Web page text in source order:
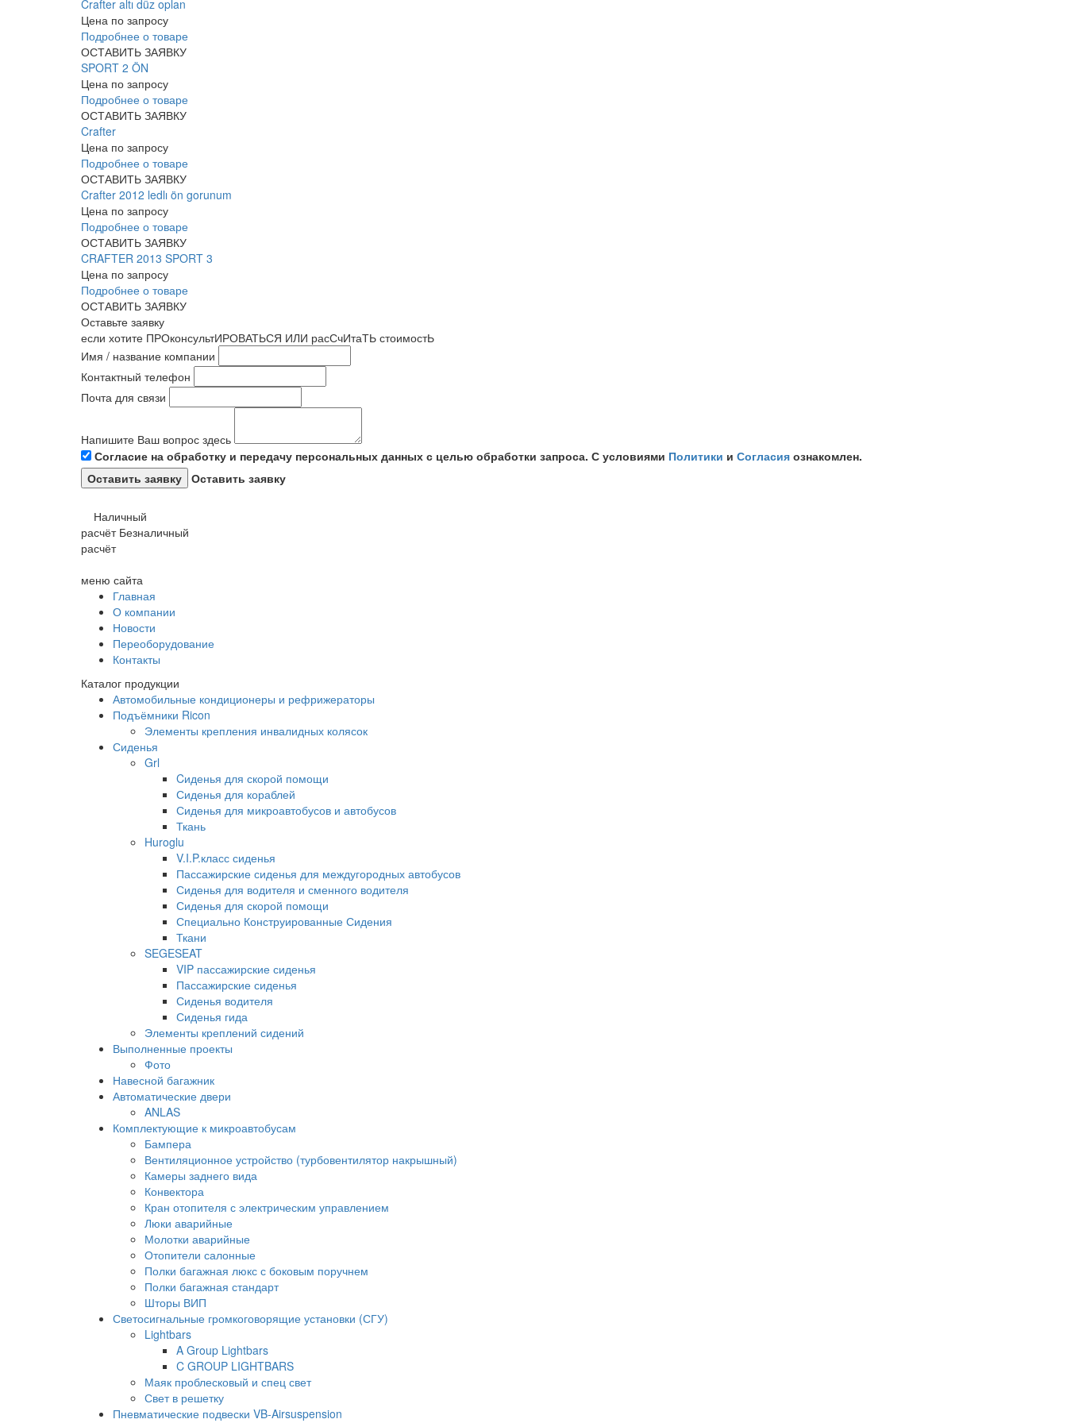
Crafter altı düz oplan
Цена по запросу
Подробнее о товаре
ОСТАВИТЬ ЗАЯВКУ
SPORT 2 ÖN
Цена по запросу
Подробнее о товаре
ОСТАВИТЬ ЗАЯВКУ
Crafter
Цена по запросу
Подробнее о товаре
ОСТАВИТЬ ЗАЯВКУ
Crafter 2012 ledlı ön gorunum
Цена по запросу
Подробнее о товаре
ОСТАВИТЬ ЗАЯВКУ
CRAFTER 2013 SPORT 3
Цена по запросу
Подробнее о товаре
ОСТАВИТЬ ЗАЯВКУ
Оставьте заявку
если хотите ПРОконсультИРОВАТЬСЯ ИЛИ расСчИтаТЬ стоимостЬ
Имя / название компании
Контактный телефон
Почта для связи
Напишите Ваш вопрос здесь
Согласие на обработку и передачу персональных данных с целью обработки запроса. С условиями Политики и Согласия ознакомлен.
Оставить заявку
Наличный
расчёт Безналичный
расчёт
меню сайта
Главная
О компании
Новости
Переоборудование
Контакты
Каталог продукции
Автомобильные кондиционеры и рефрижераторы
Подъёмники Ricon
Элементы крепления инвалидных колясок
Сиденья
Grl
Cиденья для скорой помощи
Сиденья для кораблей
Сиденья для микроавтобусов и автобусов
Ткань
Huroglu
V.I.P.класс сиденья
Пассажирские сиденья для междугородных автобусов
Сиденья для водителя и сменного водителя
Сиденья для скорой помощи
Специально Конструированные Сидения
Ткани
SEGESEAT
VIP пассажирские сиденья
Пассажирские сиденья
Сиденья водителя
Сиденья гида
Элементы креплений сидений
Выполненные проекты
Фото
Навесной багажник
Автоматические двери
ANLAS
Комплектующие к микроавтобусам
Бампера
Вентиляционное устройство (турбовентилятор накрышный)
Камеры заднего вида
Конвектора
Кран отопителя с электрическим управлением
Люки аварийные
Молотки аварийные
Отопители салонные
Полки багажная люкс с боковым поручнем
Полки багажная стандарт
Шторы ВИП
Светосигнальные громкоговорящие установки (СГУ)
Lightbars
A Group Lightbars
C GROUP LIGHTBARS
Маяк проблесковый и спец свет
Свет в решетку
Пневматические подвески VB-Airsuspension